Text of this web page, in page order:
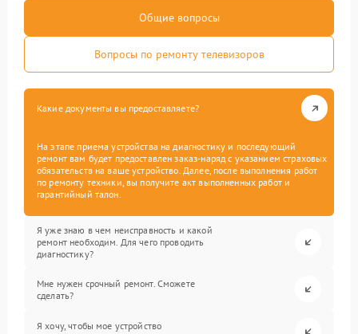
Общие вопросы
Вопросы по ремонту телевизоров
Какие документы вы предоставляете?
На этапе приема устройства на диагностику и последующий
ремонт вам будет предоставлен заказ-наряд с указанием страховых
обязательств на ваше устройство. Далее, после выполнения работ
по ремонту техники, вы получите акт выполненных работ и
гарантийный талон.
Я уже знаю в чем неисправность и какой
ремонт необходим. Для чего проводить
диагностику?
Мне нужен срочный ремонт. Сможете
сделать?
Я хочу, чтобы мое устройство